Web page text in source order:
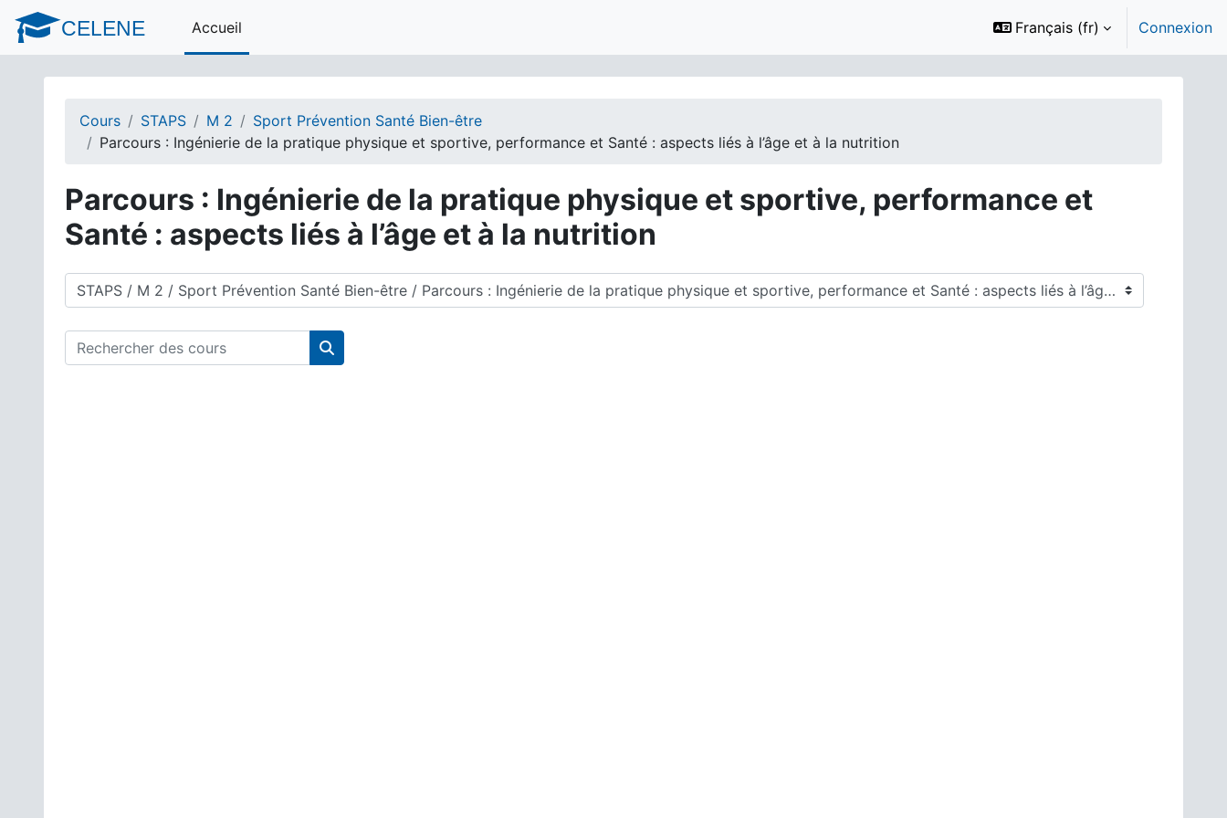
Passer au contenu principal
CELENE Accueil Français ‎(fr)‎ Connexion
Cours STAPS M 2
Sport Prévention Santé Bien-être
Parcours : Ingénierie de la pratique physique et sportive, performance et Santé : aspects liés à l’âge et à la nutrition
Parcours : Ingénierie de la pratique physique et sportive, performance et
Santé : aspects liés à l’âge et à la nutrition
Catégories de cours
Rechercher des cours
Rechercher des cours